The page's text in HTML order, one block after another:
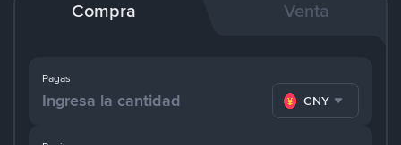
Compra Venta
Pagas
CNY